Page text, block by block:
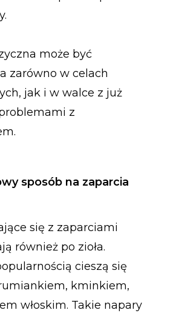
może być
zarówno w celach
jak i w walce z już
z
sposób na zaparcia
się z zaparciami
również po zioła.
cieszą się
kminkiem,
włoskim. Takie napary